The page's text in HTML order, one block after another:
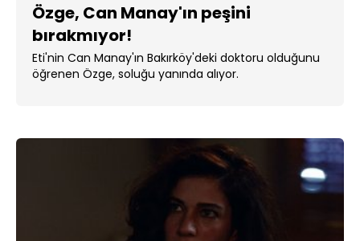
Özge, Can Manay'ın peşini
bırakmıyor!
Eti'nin Can Manay'ın Bakırköy'deki doktoru olduğunu
öğrenen Özge, soluğu yanında alıyor.